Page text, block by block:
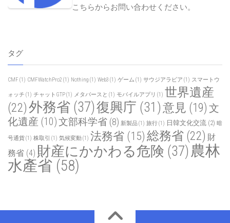
こちらからお問い合わせください。
タグ
CMF (1) CMFWatchPro2 (1) Nothing (1) Web3 (1) ゲーム (1) サウジアラビア (1) スマートウ
ォッチ (1) チャットGTP(1) メタバースと (1) モバイルアプリ (1) 世界遺産
(22)外務省 (37)復興庁 (31)意見 (19) 文
化遺産 (10)文部科学省 (8) 新製品(1) 旅行(1) 日韓文化交流 (2) 暗
号通貨(1) 株取引 (1) 気候変動(1) 法務省 (15) 総務省 (22) 財
務省 (4) 財産にかかわる危険 (37) 農林
水產省 (58)